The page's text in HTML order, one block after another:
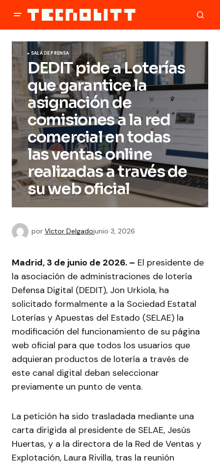
SALA DE PRENSA
DEDIT pide a Loterías
que garantice la
asignación de
comisiones a la red
comercial en todas
las ventas online
realizadas a través de
su web oficial
por Víctor Delgadojunio 3, 2026
Madrid, 3 de junio de 2026. – El presidente de
la asociación de administraciones de lotería
Defensa Digital (DEDIT), Jon Urkiola, ha
solicitado formalmente a la Sociedad Estatal
Loterías y Apuestas del Estado (SELAE) la
modificación del funcionamiento de su página
web oficial para que todos los usuarios que
adquieran productos de lotería a través de
este canal digital deban seleccionar
previamente un punto de venta.
La petición ha sido trasladada mediante una
carta dirigida al presidente de SELAE, Jesús
Huertas, y a la directora de la Red de Ventas y
Explotación, Laura Rivilla, tras la reunión